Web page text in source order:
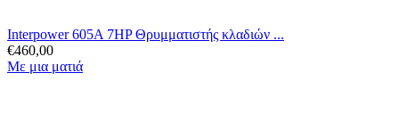
Interpower 605A 7HP Θρυμματιστής κλαδιών ...
€460,00
Με μια ματιά